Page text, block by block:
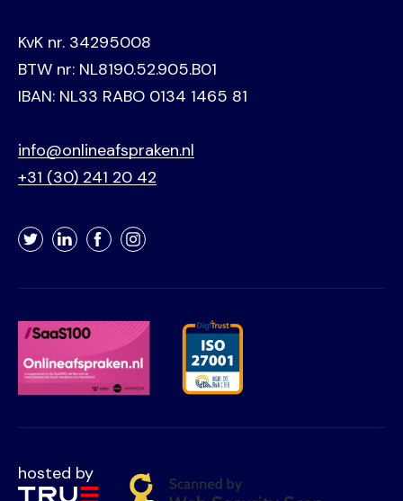
KvK nr. 34295008
BTW nr: NL8190.52.905.B01
IBAN: NL33 RABO 0134 1465 81
info@onlineafspraken.nl
+31 (30) 241 20 42
TwitterLinkedInFacebookInstagram
hosted by